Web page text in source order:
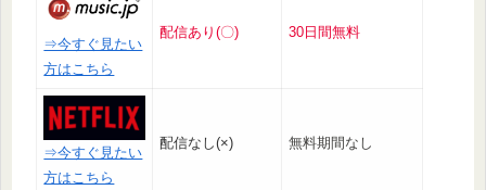
⇒今すぐ見たい
方はこちら
配信あり(〇) 30日間無料
⇒今すぐ見たい
方はこちら
配信なし(×) 無料期間なし